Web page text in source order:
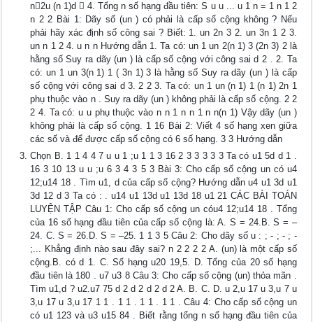
n2u (n 1)d  4. Tổng n số hạng đầu tiên: S u u ... u 1 n = 1 n 1 2
n 2 2 Bài 1: Dãy số (un ) có phải là cấp số cộng không ? Nếu
phải hãy xác định số công sai ? Biết: 1. un 2n 3 2. un 3n 1 2 3.
un n 1 2 4. u n n Hướng dẫn 1. Ta có: un 1 un 2(n 1) 3 (2n 3) 2 là
hằng số Suy ra dãy (un ) là cấp số cộng với công sai d 2 . 2. Ta
có: un 1 un 3(n 1) 1 ( 3n 1) 3 là hằng số Suy ra dãy (un ) là cấp
số cộng với công sai d 3. 2 2 3. Ta có: un 1 un (n 1) 1 (n 1) 2n 1
phụ thuộc vào n . Suy ra dãy (un ) không phải là cấp số cộng. 2 2
2 4. Ta có: u u phụ thuộc vào n n 1 n n 1 n n(n 1) Vậy dãy (un )
không phải là cấp số cộng. 1 16 Bài 2: Viết 4 số hạng xen giữa
các số và để được cấp số cộng có 6 số hạng. 3 3 Hướng dẫn
Chọn B. 1 1 4 4 7 u u 1 ;u 1 1 3 16 2 3 3 3 3 3 Ta có u1 5d d 1 .
16 3 10 13 u u ;u 6 3 4 3 5 3 Bài 3: Cho cấp số cộng un có u4
12;u14 18 . Tìm u1, d của cấp số cộng? Hướng dẫn u4 u1 3d u1
3d 12 d 3 Ta có : . u14 u1 13d u1 13d 18 u1 21 CÁC BÀI TOÁN
LUYỆN TẬP Câu 1: Cho cấp số cộng un cóu4 12;u14 18 . Tổng
của 16 số hạng đầu tiên của cấp số cộng là: A. S = 24.B. S = –
24. C. S = 26.D. S = –25. 1 1 3 5 Câu 2: Cho dãy số u : ; - ; - ; -
;... Khẳng định nào sau đây sai? n 2 2 2 2 A. (un) là một cấp số
cộng.B. có d 1. C. Số hạng u20 19,5. D. Tổng của 20 số hạng
đầu tiên là 180 . u7 u3 8 Câu 3: Cho cấp số cộng (un) thỏa mãn .
Tìm u1,d ? u2.u7 75 d 2 d 2 d 2 d 2 A. B. C. D. u 2,u 17 u 3,u 7 u
3,u 17 u 3,u 17 1 1 . 1 1 . 1 1 . 1 1 . Câu 4: Cho cấp số cộng un
có u1 123 và u3 u15 84 . Biết rằng tổng n số hạng đầu tiên của